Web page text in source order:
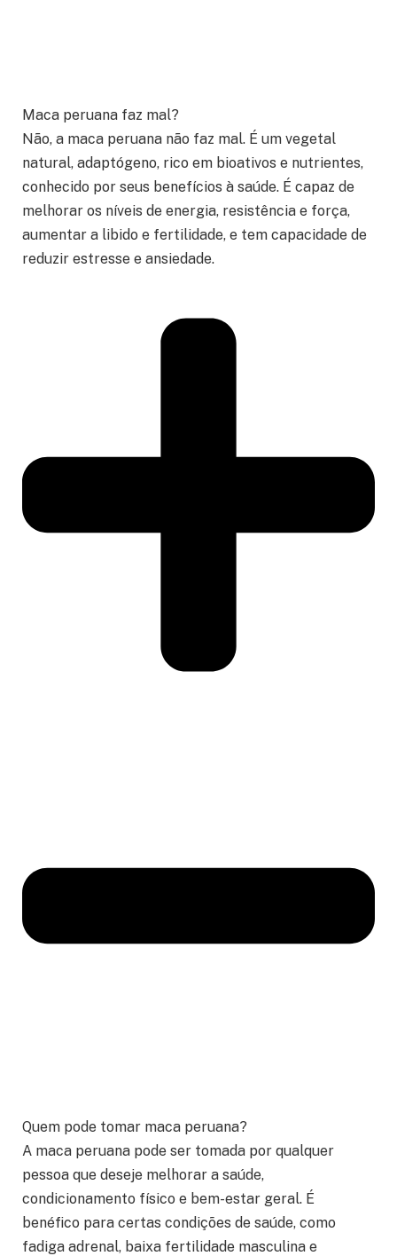
Maca peruana faz mal?
Não, a maca peruana não faz mal. É um vegetal
natural, adaptógeno, rico em bioativos e nutrientes,
conhecido por seus benefícios à saúde. É capaz de
melhorar os níveis de energia, resistência e força,
aumentar a libido e fertilidade, e tem capacidade de
reduzir estresse e ansiedade.
Quem pode tomar maca peruana?
A maca peruana pode ser tomada por qualquer
pessoa que deseje melhorar a saúde,
condicionamento físico e bem-estar geral. É
benéfico para certas condições de saúde, como
fadiga adrenal, baixa fertilidade masculina e